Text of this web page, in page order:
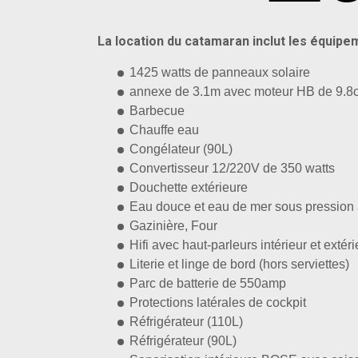
La location du catamaran inclut les
1425 watts de panneaux solaire
annexe de 3.1m avec moteur HB de
Barbecue
Chauffe eau
Congélateur (90L)
Convertisseur 12/220V de 350 watts
Douchette extérieure
Eau douce et eau de mer sous pression
Gazinière, Four
Hifi avec haut-parleurs intérieur et
Literie et linge de bord (hors serviettes)
Parc de batterie de 550amp
Protections latérales de cockpit
Réfrigérateur (110L)
Réfrigérateur (90L)